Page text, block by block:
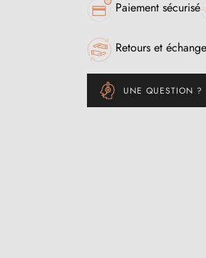
Paiement sécurisé
Retours et
UNE QUESTION ?